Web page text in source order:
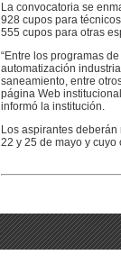
La convocatoria se
928 cupos para
555 cupos para otras
“Entre los programas
automatización
saneamiento, entre
página Web
informó la institución.
Los aspirantes
22 y 25 de mayo y